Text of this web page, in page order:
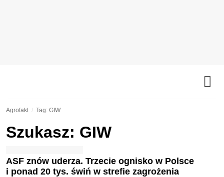
Agrofakt Tag: GIW
Szukasz: GIW
ASF znów uderza. Trzecie ognisko w Polsce
i ponad 20 tys. świń w strefie zagrożenia